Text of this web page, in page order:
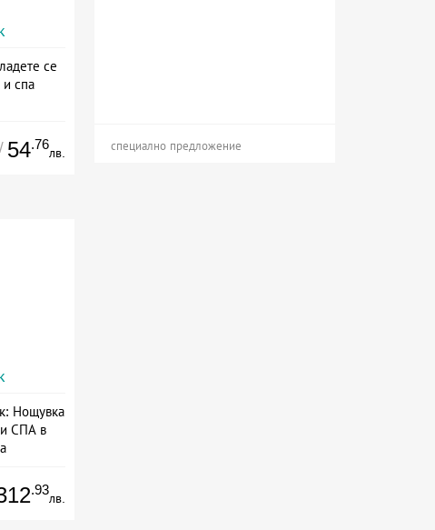
се
и спа
/ 54.76
лв. специално предложение
Нощувка
и СПА в
.93
лв.